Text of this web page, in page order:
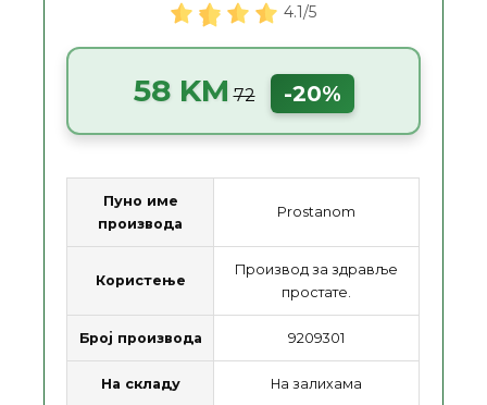
4.1/5
58 KM 72 -20%
Пуно име
производа
Prostanom
Користење
Производ за здравље
простате.
Број производа 9209301
На складу На залихама